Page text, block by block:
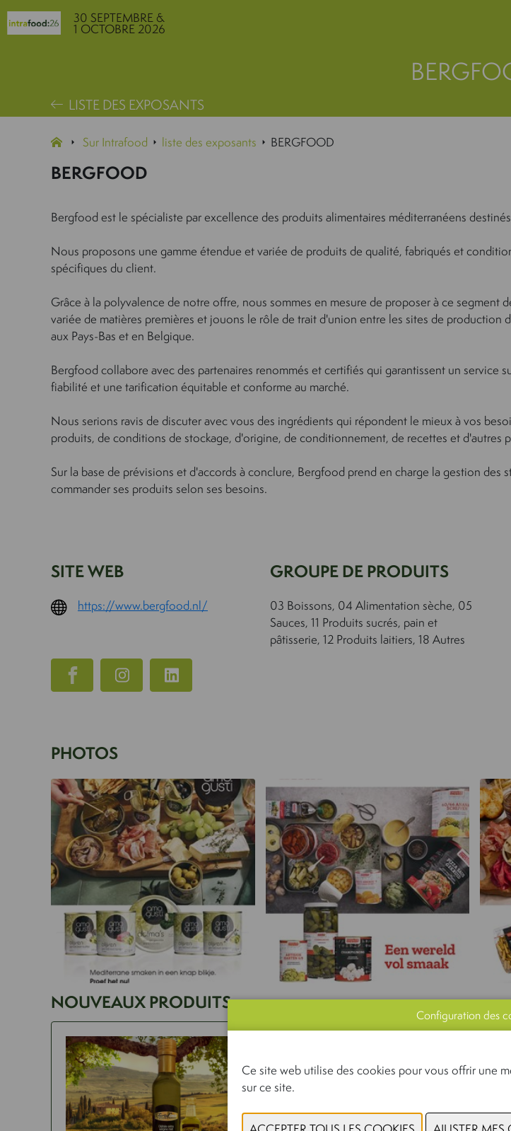
30 SEPTEMBRE &
1 OCTOBRE 2026
LISTE DES EXPOSANTS
Sur Intrafood liste des exposants BERGFOOD
BERGFOOD
Bergfood est le spécialiste par excellence des produits alimentaires méditerranéens
Nous proposons une gamme étendue et variée de produits de qualité, fabriqués et
spécifiques du client.
Grâce à la polyvalence de notre offre, nous sommes en mesure de proposer à ce segment
variée de matières premières et jouons le rôle de trait d'union entre les sites de production
aux Pays-Bas et en Belgique.
Bergfood collabore avec des partenaires renommés et certifiés qui garantissent un service
fiabilité et une tarification équitable et conforme au marché.
Nous serions ravis de discuter avec vous des ingrédients qui répondent le mieux à vos
produits, de conditions de stockage, d'origine, de conditionnement, de recettes et d'autres
Sur la base de prévisions et d'accords à conclure, Bergfood prend en charge la gestion des
commander ses produits selon ses besoins.
SITE WEB
https://www.bergfood.nl/
GROUPE DE PRODUITS
03 Boissons, 04 Alimentation sèche, 05
Sauces, 11 Produits sucrés, pain et
pâtisserie, 12 Produits laitiers, 18 Autres
PHOTOS
NOUVEAUX PRODUITS
Configuration des
Ce site web utilise des cookies pour vous offrir une
sur ce site.